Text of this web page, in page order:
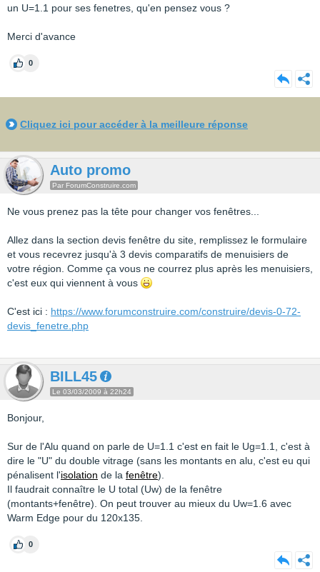
un U=1.1 pour ses fenetres, qu'en pensez vous ?
Merci d'avance
0
Cliquez ici pour accéder à la meilleure réponse
Auto promo
Par ForumConstruire.com
Ne vous prenez pas la tête pour changer vos fenêtres...
Allez dans la section devis fenêtre du site, remplissez le formulaire
et vous recevrez jusqu'à 3 devis comparatifs de menuisiers de
votre région. Comme ça vous ne courrez plus après les menuisiers,
c'est eux qui viennent à vous
C'est ici : https://www.forumconstruire.com/construire/devis-0-72-
devis_fenetre.php
BILL45
Le 03/03/2009 à 22h24
Bonjour,
Sur de l'Alu quand on parle de U=1.1 c'est en fait le Ug=1.1, c'est à
dire le "U" du double vitrage (sans les montants en alu, c'est eu qui
pénalisent l'isolation de la fenêtre).
Il faudrait connaître le U total (Uw) de la fenêtre
(montants+fenêtre). On peut trouver au mieux du Uw=1.6 avec
Warm Edge pour du 120x135.
0